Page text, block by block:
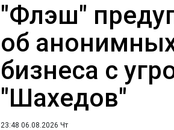
"Флэш"
об
бизнеса с
"Шахедов"
23:48 06.08.2026 Чт